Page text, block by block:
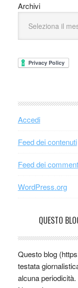
Archivi
Accedi
Feed dei contenuti
Feed dei
WordPress.org
QUESTO
Questo blog
testata
alcuna periodicità.